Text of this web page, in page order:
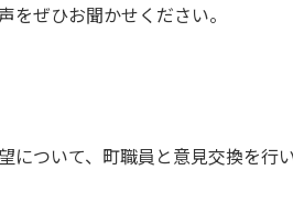
ぜひお聞かせください。
ついて、町職員と意見交換を行